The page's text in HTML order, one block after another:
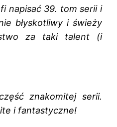
napisać 39. tom serii i
błyskotliwy i świeży
za taki talent (i
znakomitej serii.
i fantastyczne!